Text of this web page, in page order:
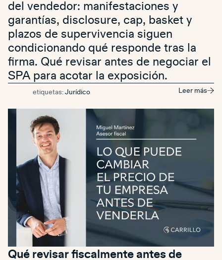
del vendedor: manifestaciones y
garantías, disclosure, cap, basket y
plazos de supervivencia siguen
condicionando qué responde tras la
firma. Qué revisar antes de negociar el
SPA para acotar la exposición.
etiquetas: Jurídico Leer más
Qué revisar fiscalmente antes de